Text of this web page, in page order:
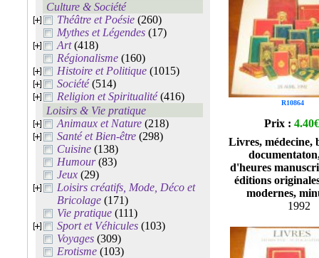
Culture & Société
Théâtre et Poésie (260)
Mythes et Légendes (17)
Art(418)
Régionalisme (160)
Histoire et Politique (1015)
Société(514)
Religion et Spiritualité(416)
Loisirs & Vie pratique
Animaux et Nature (218)
Santé et Bien-être (298)
Cuisine (138)
Humour(83)
Jeux (29)
Loisirs créatifs, Mode, Déco et
Bricolage (171)
Vie pratique (111)
Sport et Véhicules (103)
Voyages (309)
Erotisme (103)
R10864
Prix : 4.40€
Livres, médecine,
d'heures
éditions
modernes,
1992